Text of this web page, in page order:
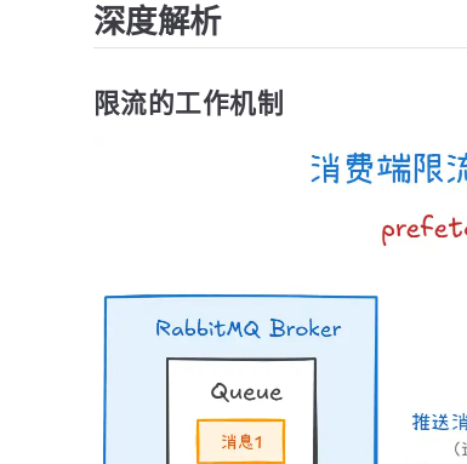
深度解析
限流的工作机制